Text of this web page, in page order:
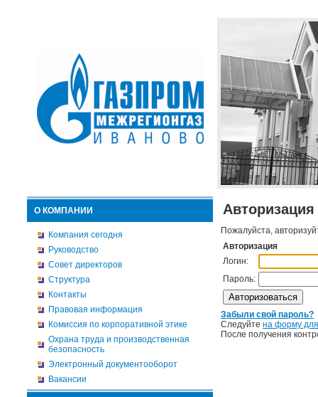
О КОМПАНИИ
Компания сегодня
Руководство
Совет директоров
Структура
Контакты
Правовая информация
Комиссия по корпоративной этике
Охрана труда и производственная
безопасность
Электронный документооборот
Вакансии
Авторизация
Пожалуйста,
Авторизация
Логин:
Пароль:
Забыли свой пароль?
Следуйте на форму
После получения